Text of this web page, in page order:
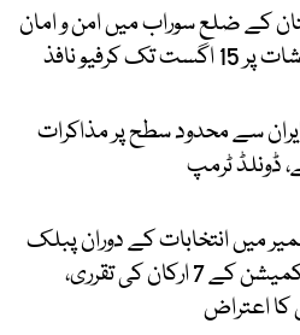
کے ضلع سوراب میں امن و امان
تک کرفیو نافذ
سے محدود سطح پر مذاکرات
ڈونلڈ ٹرمپ
میں انتخابات کے دوران پبلک
سروس کمیشن کے 7 ارکان کی تقرری،
کا اعتراض